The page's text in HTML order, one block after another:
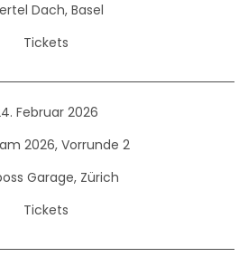
Dach, Basel
Tickets
Februar 2026
2026, Vorrunde 2
Garage, Zürich
Tickets